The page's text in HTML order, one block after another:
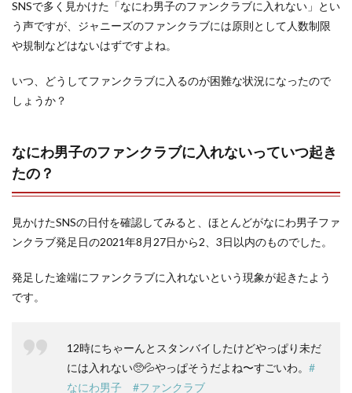
SNSで多く見かけた「なにわ男子のファンクラブに入れない」とい
う声ですが、ジャニーズのファンクラブには原則として人数制限
や規制などはないはずですよね。
いつ、どうしてファンクラブに入るのが困難な状況になったので
しょうか？
なにわ男子のファンクラブに入れないっていつ起き
たの？
見かけたSNSの日付を確認してみると、ほとんどがなにわ男子ファ
ンクラブ発足日の2021年8月27日から2、3日以内のものでした。
発足した途端にファンクラブに入れないという現象が起きたよう
です。
12時にちゃーんとスタンバイしたけどやっぱり未だ
には入れない🥺💦やっぱそうだよね〜すごいわ。 #
なにわ男子
#ファンクラブ